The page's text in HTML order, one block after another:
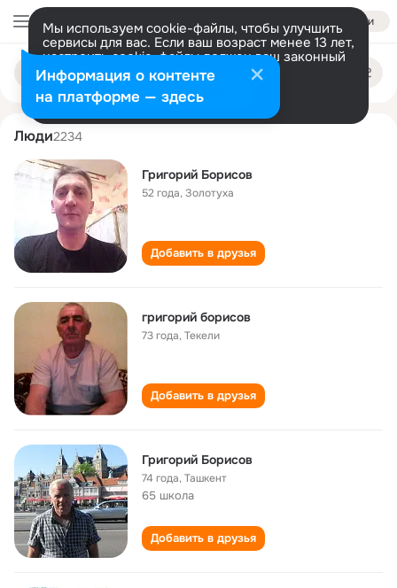
Войти
Мы используем cookie-файлы, чтобы улучшить
сервисы для вас. Если ваш возраст менее 13 лет,
настроить cookie-файлы должен ваш законный
представитель. Больше информации
Разрешить все Настроить
Поиск
людям
grigoriy borisov
Люди2234
Григорий Борисов
52 года,Золотуха
Добавить в друзья
григорий борисов
73 года,Текели
Добавить в друзья
Григорий Борисов
74 года,Ташкент
65 школа
Добавить в друзья
Информация о контенте
на платформе — здесь